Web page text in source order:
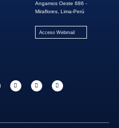
Angamos Oeste 686 -
Miraflores, Lima-Perú
Acceso Webmail